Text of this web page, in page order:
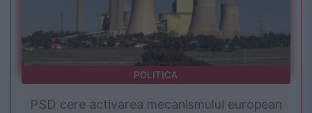
POLITICA
PSD cere activarea mecanismului european